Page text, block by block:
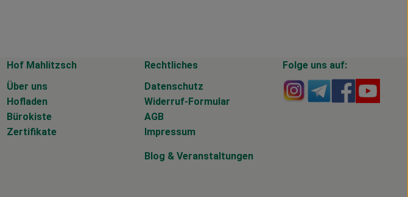
Hof Mahlitzsch
Über uns
Hofladen
Bürokiste
Zertifikate
Rechtliches
Datenschutz
Widerruf-Formular
AGB
Impressum
Folge uns auf:
Externer Link zu
Externer Link
Externer
Blog & Veranstaltungen